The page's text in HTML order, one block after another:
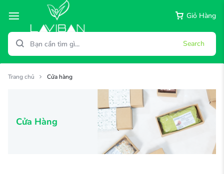
Giỏ Hàng
Search
Trang chủ Cửa hàng
Cửa Hàng